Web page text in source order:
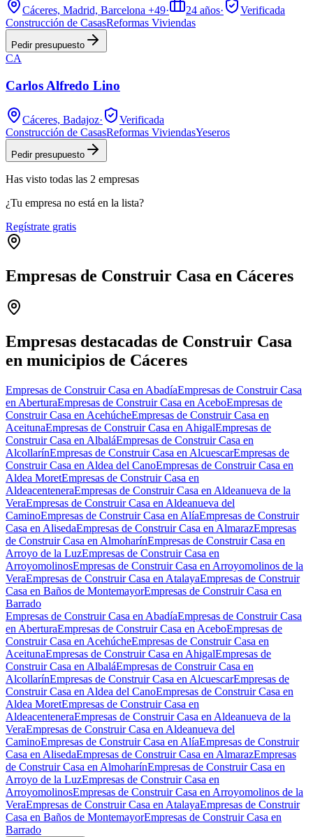
Cáceres, Madrid, Barcelona +49· 24 años·
Verificada
Construcción de CasasReformas Viviendas
Pedir presupuesto
CA
Carlos Alfredo Lino
Cáceres, Badajoz·
Verificada
Construcción de CasasReformas ViviendasYeseros
Pedir presupuesto
Has visto todas las 2 empresas
¿Tu empresa no está en la lista?
Regístrate gratis
Empresas de Construir Casa en Cáceres
−
Empresas destacadas de Construir Casa
en municipios de Cáceres
Empresas de Construir Casa en AbadíaEmpresas de Construir Casa
en AberturaEmpresas de Construir Casa en AceboEmpresas de
Construir Casa en AcehúcheEmpresas de Construir Casa en
AceitunaEmpresas de Construir Casa en AhigalEmpresas de
Construir Casa en AlbaláEmpresas de Construir Casa en
AlcollarínEmpresas de Construir Casa en AlcuescarEmpresas de
Construir Casa en Aldea del CanoEmpresas de Construir Casa en
Aldea MoretEmpresas de Construir Casa en
AldeacenteneraEmpresas de Construir Casa en Aldeanueva de la
VeraEmpresas de Construir Casa en Aldeanueva del
CaminoEmpresas de Construir Casa en AlíaEmpresas de Construir
Casa en AlisedaEmpresas de Construir Casa en AlmarazEmpresas
de Construir Casa en AlmoharínEmpresas de Construir Casa en
Arroyo de la LuzEmpresas de Construir Casa en
ArroyomolinosEmpresas de Construir Casa en Arroyomolinos de la
VeraEmpresas de Construir Casa en AtalayaEmpresas de Construir
Casa en Baños de MontemayorEmpresas de Construir Casa en
Barrado
Empresas de Construir Casa en AbadíaEmpresas de Construir Casa
en AberturaEmpresas de Construir Casa en AceboEmpresas de
Construir Casa en AcehúcheEmpresas de Construir Casa en
AceitunaEmpresas de Construir Casa en AhigalEmpresas de
Construir Casa en AlbaláEmpresas de Construir Casa en
AlcollarínEmpresas de Construir Casa en AlcuescarEmpresas de
Construir Casa en Aldea del CanoEmpresas de Construir Casa en
Aldea MoretEmpresas de Construir Casa en
AldeacenteneraEmpresas de Construir Casa en Aldeanueva de la
VeraEmpresas de Construir Casa en Aldeanueva del
CaminoEmpresas de Construir Casa en AlíaEmpresas de Construir
Casa en AlisedaEmpresas de Construir Casa en AlmarazEmpresas
de Construir Casa en AlmoharínEmpresas de Construir Casa en
Arroyo de la LuzEmpresas de Construir Casa en
ArroyomolinosEmpresas de Construir Casa en Arroyomolinos de la
VeraEmpresas de Construir Casa en AtalayaEmpresas de Construir
Casa en Baños de MontemayorEmpresas de Construir Casa en
Barrado